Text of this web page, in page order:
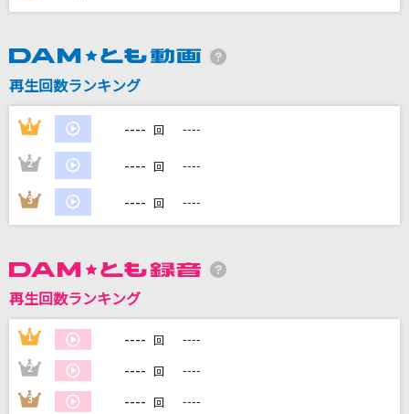
幸せのカテゴリー
Mr.Children
愛をこめて花束を
Superfly
カリスマックス
STAND UP TO THE VICTORY～トゥ・ザ・ヴィ
クトリー～
川添智久
再生回数ランキング
1 ---- 回 ----
2 ---- 回 ----
3 ---- 回 ----
再生回数ランキング
1 ---- 回 ----
2 ---- 回 ----
3 ---- 回 ----